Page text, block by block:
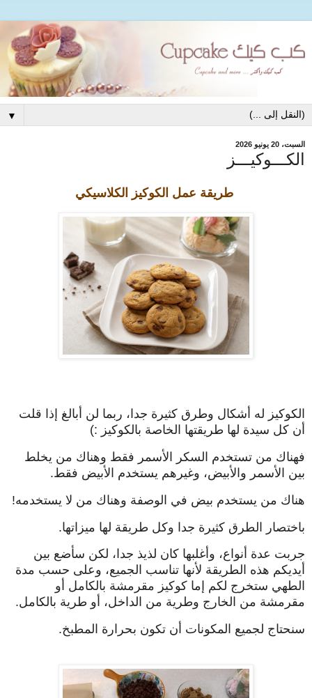
▼
السبت، 20 يونيو 2026
الكـــوكيـــز
طريقة عمل الكوكيز الكلاسيكي
الكوكيز له أشكال وطرق كثيرة جدا، ربما لن أبالغ إذا قلت
أن كل سيدة لها طريقتها الخاصة بالكوكيز :)
فهناك من تستخدم السكر الأسمر فقط وهناك من يخلط
بين الأسمر والأبيض، وغيرهم يستخدم الأبيض فقط.
هناك من يستخدم بيض في الوصفة وهناك من لا يستخدمه!
باختصار الطرق كثيرة جدا وكل طريقة لها ميزاتها.
جربت عدة أنواع، وأغلبها كان لذيذ جدا، لكن سأضع بين
أيديكم هذه الطريقة لأنها تناسب الجميع، وعلى حسب مدة
الطهي ستخرج لكم إما كوكيز مقرمشة بالكامل أو
مقرمشة من الخارج وطرية من الداخل، أو طرية بالكامل.
سنحتاج لجميع المكونات أن تكون بحرارة المطبخ.